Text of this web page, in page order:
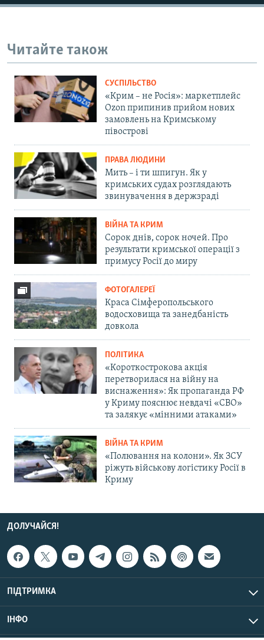
Читайте також
СУСПІЛЬСТВО
«Крим – не Росія»: маркетплейс
Ozon припинив прийом нових
замовлень на Кримському
півострові
ПРАВА ЛЮДИНИ
Мить – і ти шпигун. Як у
кримських судах розглядають
звинувачення в держзраді
ВІЙНА ТА КРИМ
Сорок днів, сорок ночей. Про
результати кримської операції з
примусу Росії до миру
ФОТОГАЛЕРЕЇ
Краса Сімферопольського
водосховища та занедбаність
довкола
ПОЛІТИКА
«Короткострокова акція
перетворилася на війну на
виснаження»: Як пропаганда РФ
у Криму пояснює невдачі «СВО»
та залякує «мінними атаками»
ВІЙНА ТА КРИМ
«Полювання на колони». Як ЗСУ
ріжуть військову логістику Росії в
Криму
ДОЛУЧАЙСЯ!
ПІДТРИМКА
ІНФО